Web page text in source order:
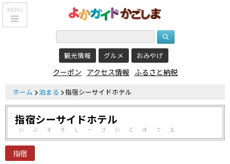
MENU
鹿児島基本情報
食べる・飲む
おみやげを買う
観光情報 グルメ おみやげ
クーポン アクセス情報 ふるさと納税
ホーム 泊まる 指宿シーサイドホテル
指宿シーサイドホテル
いぶすきしーさいどほてる
指宿